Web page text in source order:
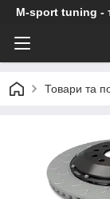
M-sport tuning -
Товари та